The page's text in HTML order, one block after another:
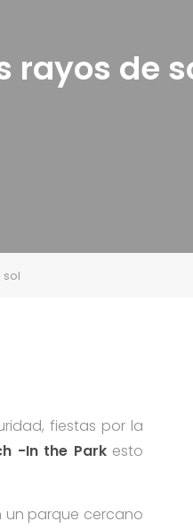
rayos de
sol
fiestas por la
-In the Parkesto
un parque cercano